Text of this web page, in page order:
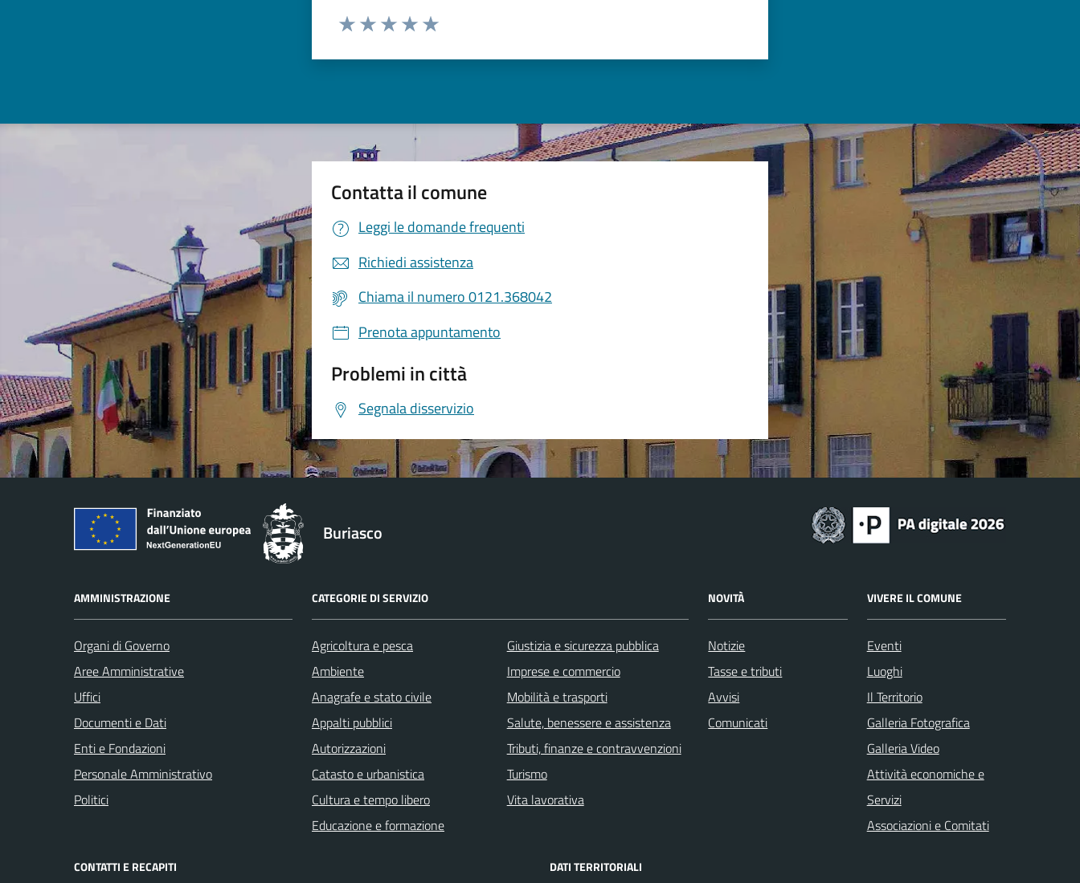
Valuta da 1 a 5 stelle la pagina
Contatta il comune
Leggi le domande frequenti
Richiedi assistenza
Chiama il numero 0121.368042
Prenota appuntamento
Problemi in città
Segnala disservizio
Buriasco
AMMINISTRAZIONE
Organi di Governo
Aree Amministrative
Uffici
Documenti e Dati
Enti e Fondazioni
Personale Amministrativo
Politici
CATEGORIE DI SERVIZIO
Agricoltura e pesca
Ambiente
Anagrafe e stato civile
Appalti pubblici
Autorizzazioni
Catasto e urbanistica
Cultura e tempo libero
Educazione e formazione
Giustizia e sicurezza pubblica
Imprese e commercio
Mobilità e trasporti
Salute, benessere e assistenza
Tributi, finanze e contravvenzioni
Turismo
Vita lavorativa
NOVITÀ
Notizie
Tasse e tributi
Avvisi
Comunicati
VIVERE IL COMUNE
Eventi
Luoghi
Il Territorio
Galleria Fotografica
Galleria Video
Attività economiche e
Servizi
Associazioni e Comitati
CONTATTI E RECAPITI DATI TERRITORIALI